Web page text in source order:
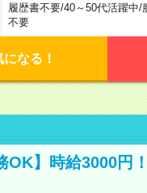
履歴書不要/40～50代活躍中/
不要
になる！
OK】時給3000